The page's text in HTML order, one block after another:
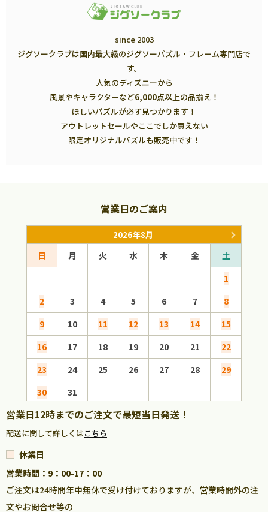
since 2003
ジグソークラブは国内最大級のジグソーパズル・フレーム専門店で
す。
人気のディズニーから
風景やキャラクターなど6,000点以上の品揃え！
ほしいパズルが必ず見つかります！
アウトレットセールやここでしか買えない
限定オリジナルパズルも販売中です！
営業日のご案内
2026年8月
日 月 火 水 木 金
土
1
2
3 4 5 6 7
8
9
10 11 12 13 14
15
16
17 18 19 20 21
22
23
24 25 26 27 28
29
30
31
営業日12時までのご注文で最短当日発送！
配送に関して詳しくはこちら
休業日
営業時間：9：00-17：00
ご注文は24時間年中無休で受け付けておりますが、営業時間外の注
文やお問合せ等の